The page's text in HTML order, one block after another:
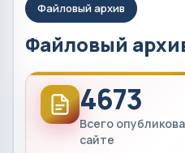
Файловый архив
Файловый
4673
Всего
сайте